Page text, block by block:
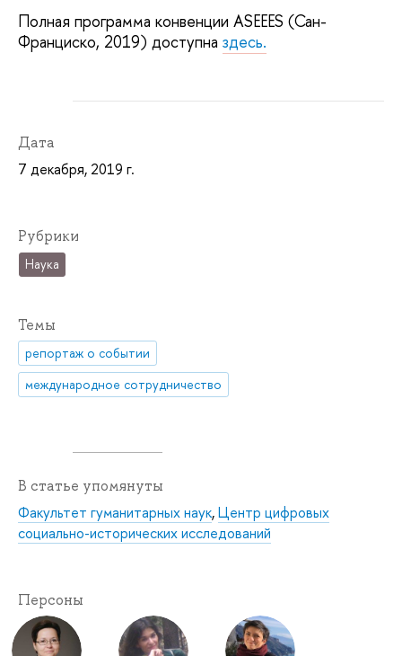
Полная программа конвенции ASEEES (Сан-
Франциско, 2019) доступна здесь.
Дата
7 декабря, 2019 г.
Рубрики
Наука
Темы
репортаж о событии
международное сотрудничество
В статье упомянуты
Факультет гуманитарных наук,Центр цифровых
социально-исторических исследований
Персоны